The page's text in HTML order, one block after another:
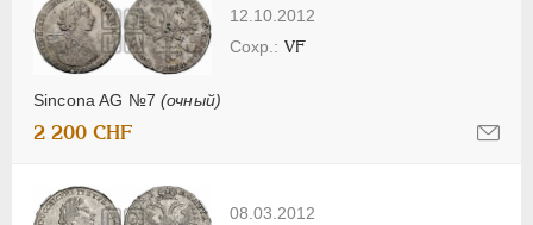
12.10.2012
Sincona AG №7 (очный)
VF
2 200 CHF
08.03.2012